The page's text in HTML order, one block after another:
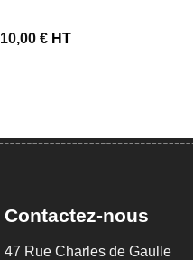
10,00 €HT
Contactez-nous
47 Rue Charles de Gaulle